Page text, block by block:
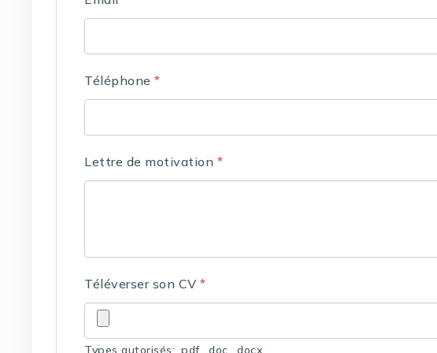
Téléphone*
Lettre de motivation *
Téléverser son CV*
Types autorisés: .pdf, .doc, .docx